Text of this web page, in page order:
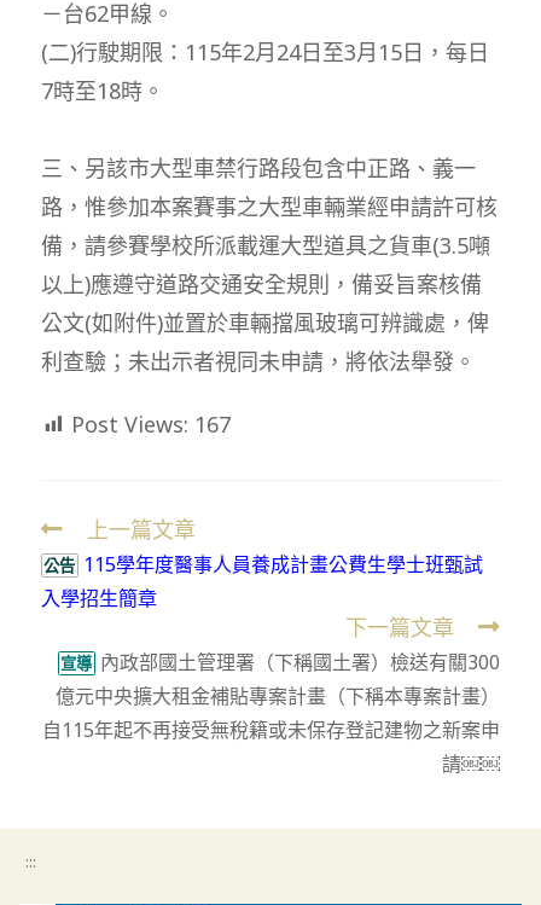
－台62甲線。
(二)行駛期限：115年2月24日至3月15日，每日
7時至18時。
三、另該市大型車禁行路段包含中正路、義一
路，惟參加本案賽事之大型車輛業經申請許可核
備，請參賽學校所派載運大型道具之貨車(3.5噸
以上)應遵守道路交通安全規則，備妥旨案核備
公文(如附件)並置於車輛擋風玻璃可辨識處，俾
利查驗；未出示者視同未申請，將依法舉發。
Post Views: 167
Read
more
articles
上一篇文章
公告 115學年度醫事人員養成計畫公費生學士班甄試
入學招生簡章
下一篇文章
宣導 內政部國土管理署（下稱國土署）檢送有關300
億元中央擴大租金補貼專案計畫（下稱本專案計畫）
自115年起不再接受無稅籍或未保存登記建物之新案申
請￼￼
:::